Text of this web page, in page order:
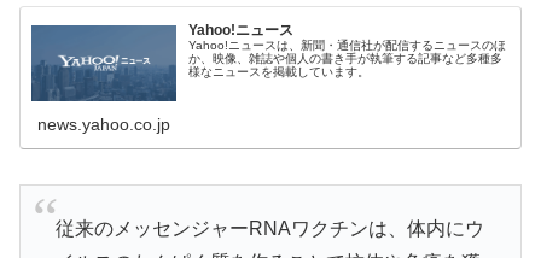
Yahoo!ニュース
Yahoo!ニュースは、新聞・通信社が配信するニュースのほ
か、映像、雑誌や個人の書き手が執筆する記事など多種多
様なニュースを掲載しています。
news.yahoo.co.jp
従来のメッセンジャーRNAワクチンは、体内にウ